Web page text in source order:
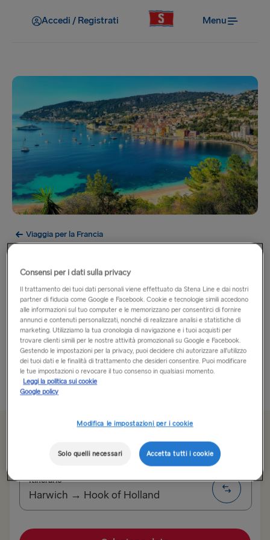
Accedi / Registrati Menu
Viaggia per la Francia
Con i suoi chilometri di costa, Nizza offre molto di più
di una semplice vacanza al mare. Ricca di storia, cultura
e cibo delizioso, la città di Nizza offre un’esperienza
unica.
Passeggia lungo la Promenade des Anglais, la...
Più informazioni
sola andata, auto e conducente
Itinerario
Harwich → Hook of Holland
ALL ROUTES
Consensi per i dati sulla privacy
Il trattamento dei tuoi dati personali viene effettuato da Stena Line e dai nostri
partner di fiducia come Google e Facebook. Cookie e tecnologie simili accedono
alle informazioni sul tuo computer e le memorizzano per consentirci di fornire
annunci e contenuti personalizzati, nonché di realizzare analisi e statistiche di
marketing. Utilizziamo la tua cronologia di navigazione e i tuoi acquisti per
trovare clienti simili per le nostre attività promozionali su Google e Facebook.
Gestendo le impostazioni per la privacy, puoi decidere chi autorizzare all’utilizzo
dei tuoi dati e le finalità di trattamento che desideri consentire. Puoi modificare
le tue impostazioni o revocare il tuo consenso in qualsiasi momento.
Leggi la politica sui cookie
Google policy
Modifica le impostazioni per i cookie
Solo quelli necessari Accetta tutti i cookie